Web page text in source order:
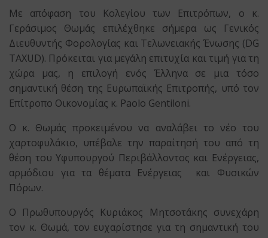
Με απόφαση του Κολεγίου των Επιτρόπων, ο κ.
Γεράσιμος Θωμάς επιλέχθηκε σήμερα ως Γενικός
Διευθυντής Φορολογίας και Τελωνειακής Ένωσης (DG
TAXUD). Πρόκειται για μεγάλη επιτυχία και τιμή για τη
χώρα μας, η επιλογή ενός Έλληνα σε μια τόσο
σημαντική θέση της Ευρωπαϊκής Επιτροπής, υπό τον
Επίτροπο Οικονομίας κ. Paolo Gentiloni.
Ο κ. Θωμάς προκειμένου να αναλάβει το νέο του
χαρτοφυλάκιο, υπέβαλε την παραίτησή του από τη
θέση του Υφυπουργού Περιβάλλοντος και Ενέργειας,
αρμόδιου για τα θέματα Ενέργειας και Φυσικών
Πόρων.
Ο Πρωθυπουργός Κυριάκος Μητσοτάκης συνεχάρη
τον κ. Θωμά, τον ευχαρίστησε για τη σημαντική του